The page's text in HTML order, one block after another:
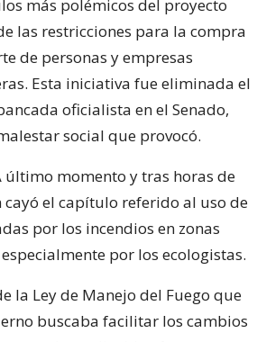
más polémicos del proyecto
las restricciones para la compra
de personas y empresas
Esta iniciativa fue eliminada el
oficialista en el Senado,
social que provocó.
último momento y tras horas de
el capítulo referido al uso de
por los incendios en zonas
por los ecologistas.
la Ley de Manejo del Fuego que
buscaba facilitar los cambios